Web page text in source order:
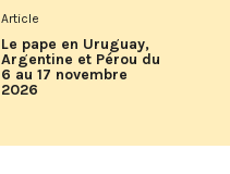
Article
Le pape en Uruguay,
Argentine et Pérou du
6 au 17 novembre
2026